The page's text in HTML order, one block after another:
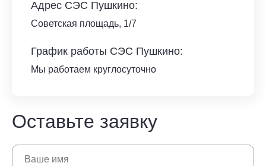
Адрес СЭС Пушкино:
Советская площадь, 1/7
График работы СЭС Пушкино:
Мы работаем круглосуточно
Оставьте заявку